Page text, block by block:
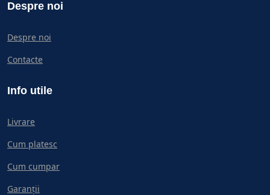
Despre noi
Despre noi
Contacte
Info utile
Livrare
Cum platesc
Cum cumpar
Garanții